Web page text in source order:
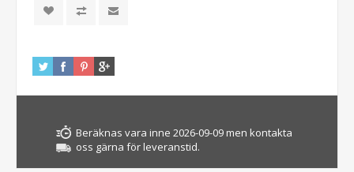
Beräknas vara inne 2026-09-09 men kontakta
oss gärna för leveranstid.